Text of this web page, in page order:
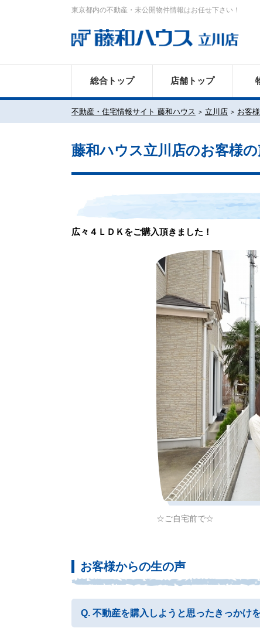
東京都内の不動産・未公開物件情報はお任せ下さい！
総合トップ 店舗トップ
不動産・住宅情報サイト 藤和ハウス 立川店 お客
藤和ハウス立川店のお客様
広々４ＬＤＫをご購入頂きました！
☆ご自宅前で☆
お客様からの生の声
不動産を購入しようと思ったきっかけ